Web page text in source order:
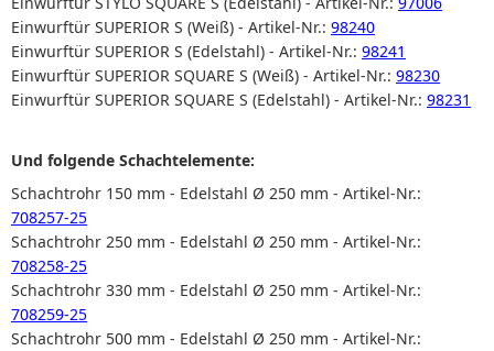
Einwurftür SUPERIOR S (Weiß) - Artikel-Nr.: 98240
Einwurftür SUPERIOR S (Edelstahl) - Artikel-Nr.: 98241
Einwurftür SUPERIOR SQUARE S (Weiß) - Artikel-Nr.: 98230
Einwurftür SUPERIOR SQUARE S (Edelstahl) - Artikel-Nr.: 98231
Und folgende Schachtelemente:
Schachtrohr 150 mm - Edelstahl Ø 250 mm - Artikel-Nr.:
708257-25
Schachtrohr 250 mm - Edelstahl Ø 250 mm - Artikel-Nr.:
708258-25
Schachtrohr 330 mm - Edelstahl Ø 250 mm - Artikel-Nr.:
708259-25
Schachtrohr 500 mm - Edelstahl Ø 250 mm - Artikel-Nr.: